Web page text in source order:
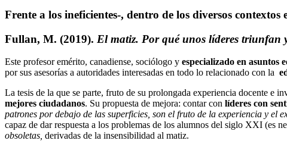
Frente a los ineficientes-, dentro de los diversos
Fullan, M. (2019). El matiz. Por qué unos líderes triunfan
Este profesor emérito, canadiense, sociólogo y especializado en asuntos
por sus asesorías a autoridades interesadas en todo lo relacionado con la
La tesis de la que se parte, fruto de su prolongada experiencia docente e
mejores ciudadanos. Su propuesta de mejora: contar con líderes con
patrones por debajo de las superficies, son el fruto de la experiencia y el
capaz de dar respuesta a los problemas de los alumnos del siglo XXI (es
obsoletas, derivadas de la insensibilidad al matiz.